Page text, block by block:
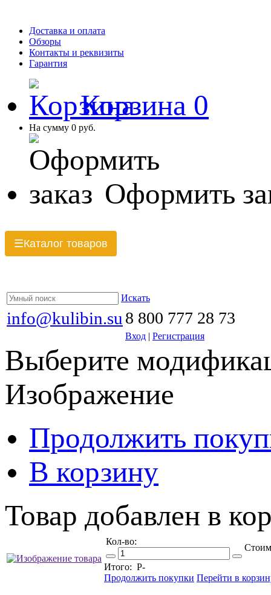
Доставка и оплата
Обзоры
Контакты и реквизиты
Гарантия
Корзина 0
На сумму 0 руб.
Оформить
☰Каталог товаров
Искать
info@kulibin.su 8 800 777 28 73
Вход | Регистрация
Выберите
Изображение
Продолжить
В корзину
Товар добавлен в
Кол-во:
Итого: Р-
Продолжить покупки Перейти в